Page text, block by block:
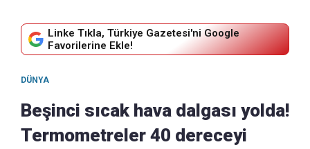
Linke Tıkla, Türkiye Gazetesi'ni Google
Favorilerine Ekle!
DÜNYA
Beşinci sıcak hava dalgası yolda!
Termometreler 40 dereceyi